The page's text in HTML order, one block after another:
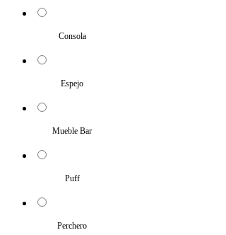
Consola
Espejo
Mueble Bar
Puff
Perchero